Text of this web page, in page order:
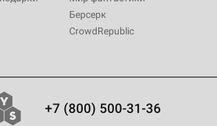
Берсерк
CrowdRepublic
+7 (800) 500-31-36